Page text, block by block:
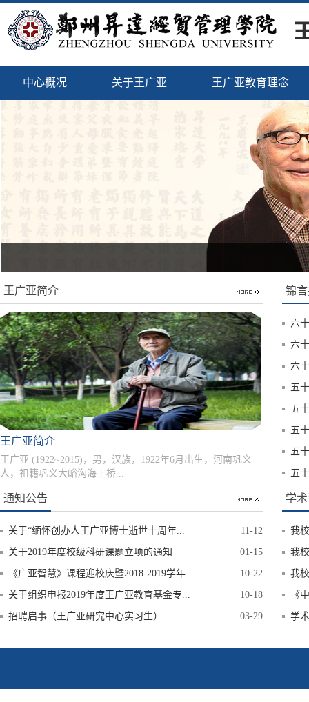
中心概况 关于王广亚 王广亚教育理念
王广亚简介
王广亚简介
王广亚 (1922~2015)，男，汉族，1922年6月出生，河南巩义
人，祖籍巩义大峪沟海上桥...
锦
六
六
六
五
五
五
五
五
通知公告
11-12
关于“缅怀创办人王广亚博士逝世十周年...
01-15
关于2019年度校级科研课题立项的通知
10-22
《广亚智慧》课程迎校庆暨2018-2019学年...
10-18
关于组织申报2019年度王广亚教育基金专...
03-29
招聘启事（王广亚研究中心实习生）
学
我
我
我
《
学